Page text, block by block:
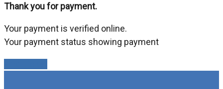
Thank you for payment.
Your payment is verified online.
Your payment status showing payment